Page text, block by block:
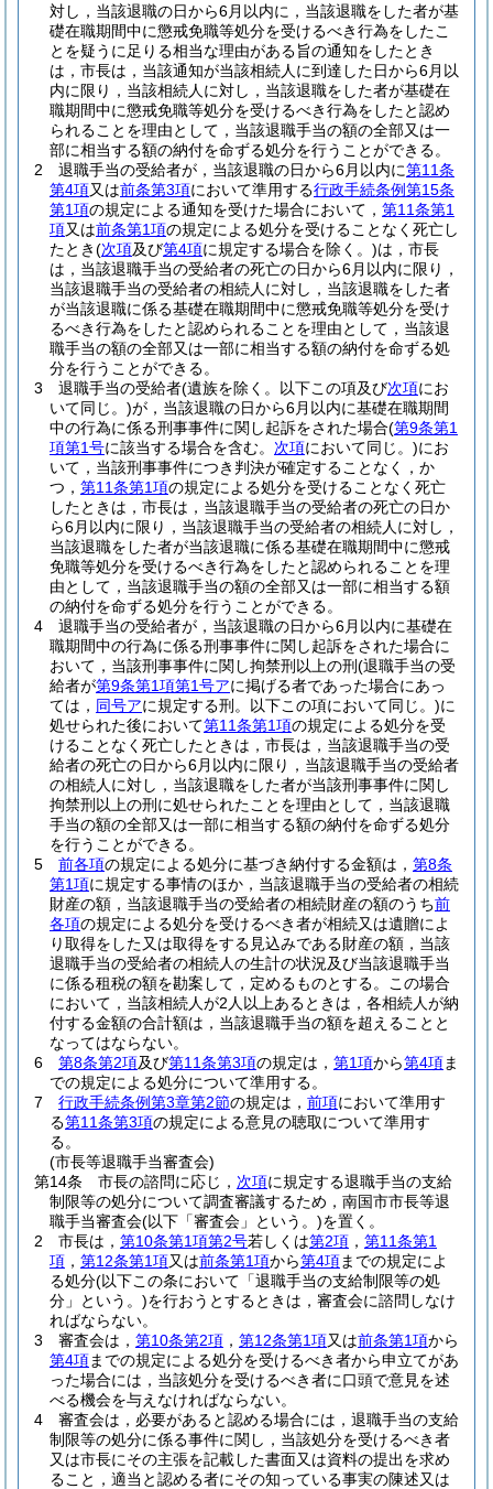
対し，当該退職の日から6月以内に，当該退職をした者が基
礎在職期間中に懲戒免職等処分を受けるべき行為をしたこ
とを疑うに足りる相当な理由がある旨の通知をしたとき
は，市長は，当該通知が当該相続人に到達した日から6月以
内に限り，当該相続人に対し，当該退職をした者が基礎在
職期間中に懲戒免職等処分を受けるべき行為をしたと認め
られることを理由として，当該退職手当の額の全部又は一
部に相当する額の納付を命ずる処分を行うことができる。
2
退職手当の受給者が，当該退職の日から6月以内に第11条
第4項又は前条第3項において準用する行政手続条例第15条
第1項の規定による通知を受けた場合において， 第11条第1
項又は前条第1項の規定による処分を受けることなく死亡し
たとき(次項及び第4項に規定する場合を除く。)は，市長
は，当該退職手当の受給者の死亡の日から6月以内に限り，
当該退職手当の受給者の相続人に対し，当該退職をした者
が当該退職に係る基礎在職期間中に懲戒免職等処分を受け
るべき行為をしたと認められることを理由として，当該退
職手当の額の全部又は一部に相当する額の納付を命ずる処
分を行うことができる。
3
退職手当の受給者(遺族を除く。以下この項及び次項にお
いて同じ。)が，当該退職の日から6月以内に基礎在職期間
中の行為に係る刑事事件に関し起訴をされた場合(第9条第1
項第1号に該当する場合を含む。 次項において同じ。)にお
いて，当該刑事事件につき判決が確定することなく，か
つ， 第11条第1項の規定による処分を受けることなく死亡
したときは，市長は，当該退職手当の受給者の死亡の日か
ら6月以内に限り，当該退職手当の受給者の相続人に対し，
当該退職をした者が当該退職に係る基礎在職期間中に懲戒
免職等処分を受けるべき行為をしたと認められることを理
由として，当該退職手当の額の全部又は一部に相当する額
の納付を命ずる処分を行うことができる。
4
退職手当の受給者が，当該退職の日から6月以内に基礎在
職期間中の行為に係る刑事事件に関し起訴をされた場合に
おいて，当該刑事事件に関し拘禁刑以上の刑(退職手当の受
給者が第9条第1項第1号アに掲げる者であった場合にあっ
ては， 同号アに規定する刑。以下この項において同じ。)に
処せられた後において第11条第1項の規定による処分を受
けることなく死亡したときは，市長は，当該退職手当の受
給者の死亡の日から6月以内に限り，当該退職手当の受給者
の相続人に対し，当該退職をした者が当該刑事事件に関し
拘禁刑以上の刑に処せられたことを理由として，当該退職
手当の額の全部又は一部に相当する額の納付を命ずる処分
を行うことができる。
5
前各項の規定による処分に基づき納付する金額は， 第8条
第1項に規定する事情のほか，当該退職手当の受給者の相続
財産の額，当該退職手当の受給者の相続財産の額のうち前
各項の規定による処分を受けるべき者が相続又は遺贈によ
り取得をした又は取得をする見込みである財産の額，当該
退職手当の受給者の相続人の生計の状況及び当該退職手当
に係る租税の額を勘案して，定めるものとする。
この場合
において，当該相続人が2人以上あるときは，各相続人が納
付する金額の合計額は，当該退職手当の額を超えることと
なってはならない。
6
第8条第2項及び第11条第3項の規定は， 第1項から第4項ま
での規定による処分について準用する。
7
行政手続条例第3章第2節の規定は， 前項において準用す
る第11条第3項の規定による意見の聴取について準用す
る。
(市長等退職手当審査会)
第14条
市長の諮問に応じ， 次項に規定する退職手当の支給
制限等の処分について調査審議するため，南国市市長等退
職手当審査会(以下「審査会」という。)を置く。
2
市長は， 第10条第1項第2号若しくは第2項 ， 第11条第1
項 ， 第12条第1項又は前条第1項から第4項までの規定によ
る処分(以下この条において「退職手当の支給制限等の処
分」という。)を行おうとするときは，審査会に諮問しなけ
ればならない。
3
審査会は， 第10条第2項 ， 第12条第1項又は前条第1項から
第4項までの規定による処分を受けるべき者から申立てがあ
った場合には，当該処分を受けるべき者に口頭で意見を述
べる機会を与えなければならない。
4
審査会は，必要があると認める場合には，退職手当の支給
制限等の処分に係る事件に関し，当該処分を受けるべき者
又は市長にその主張を記載した書面又は資料の提出を求め
ること，適当と認める者にその知っている事実の陳述又は